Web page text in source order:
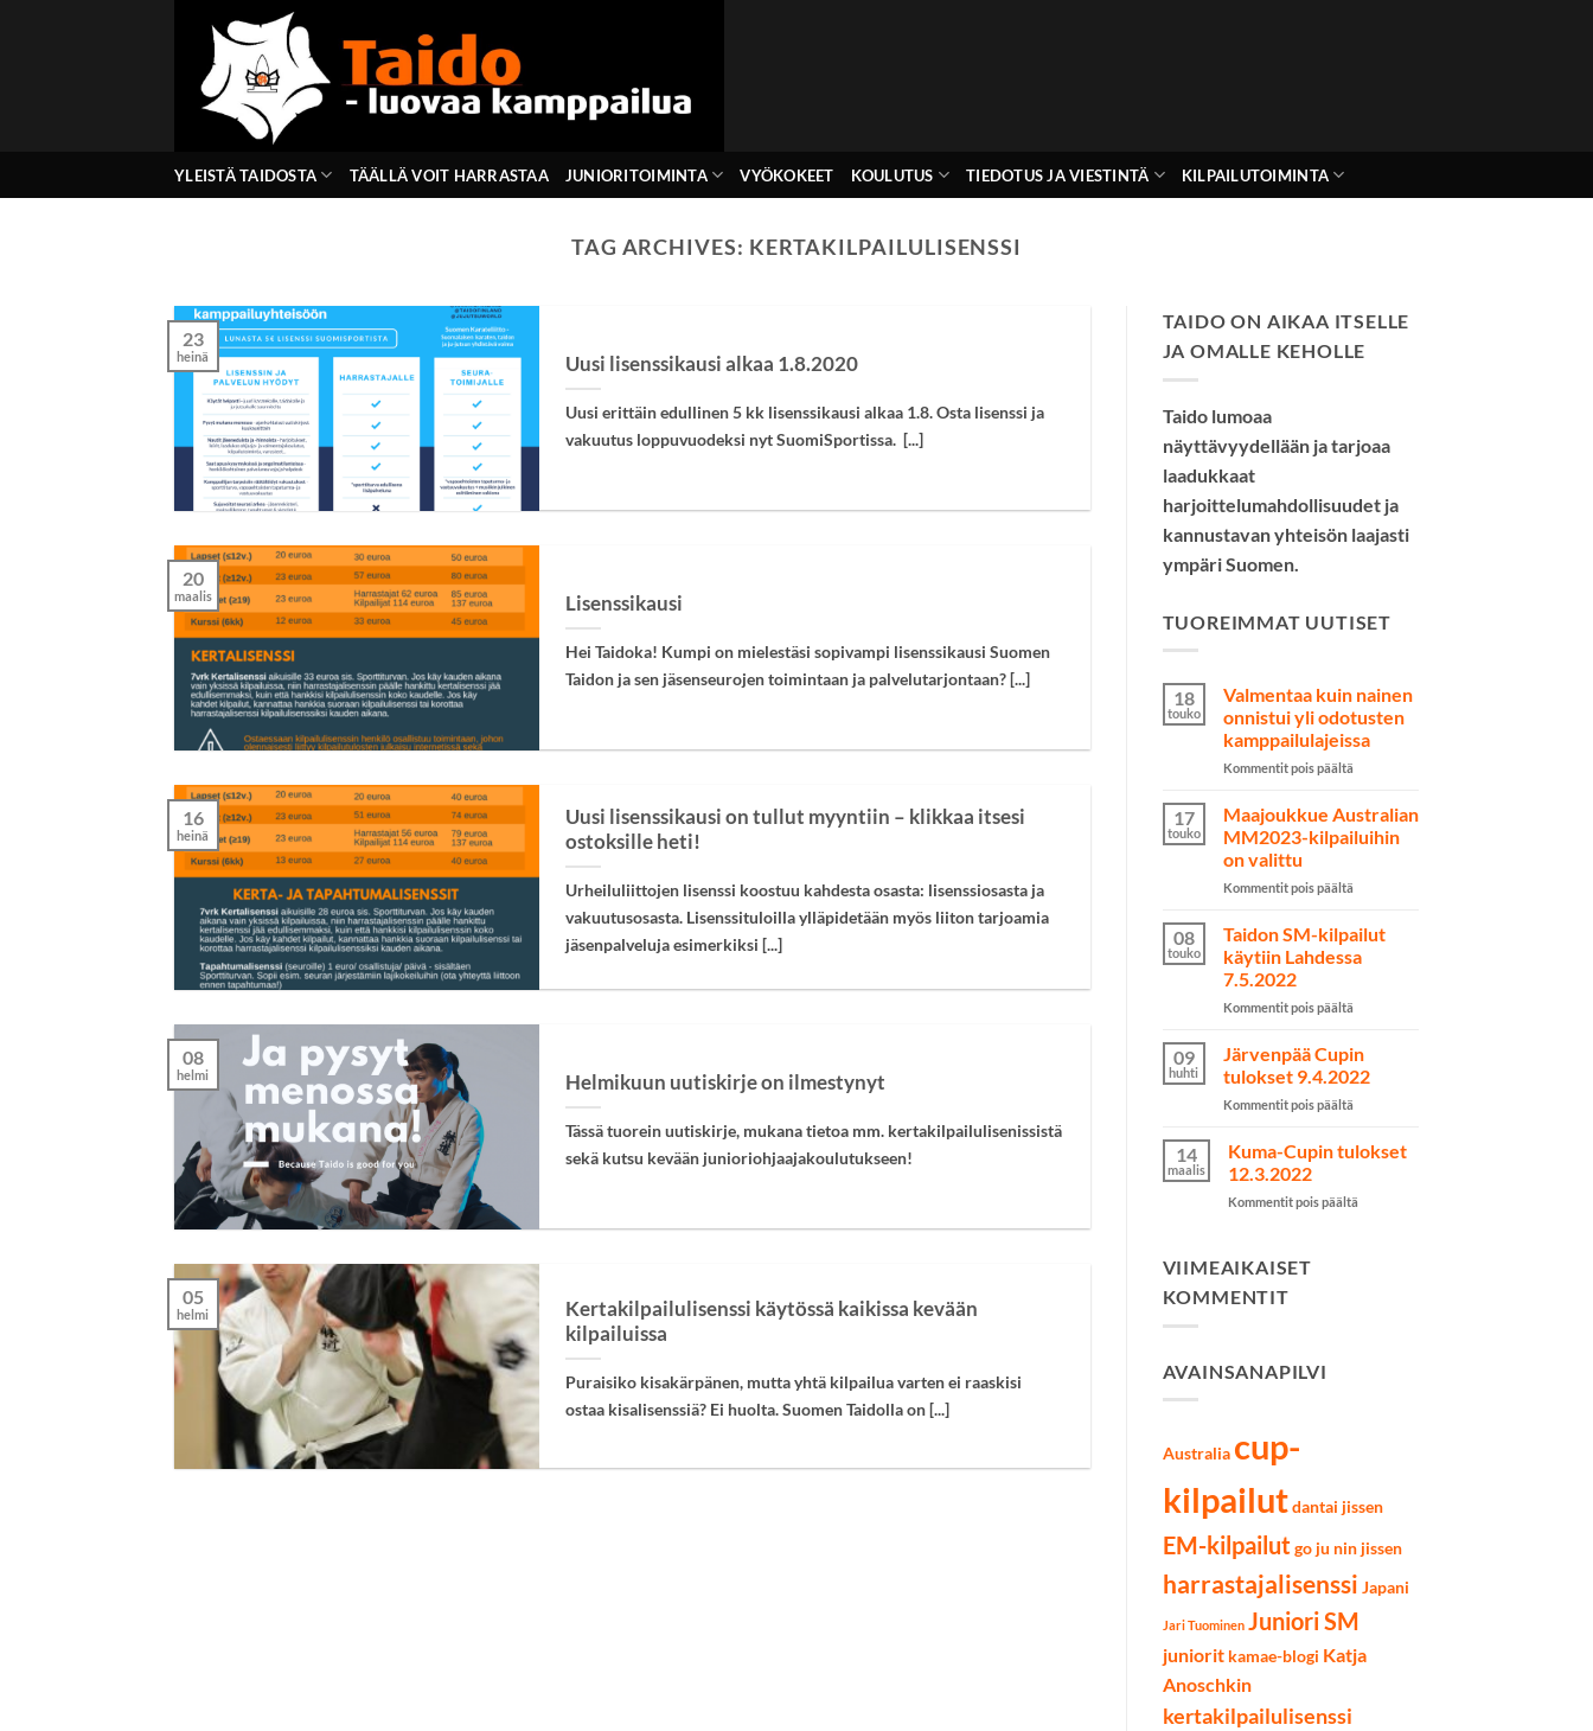
YLEISTÄ TAIDOSTA TÄÄLLÄ VOIT HARRASTAA JUNIORITOIMINTA VYÖKOKEET KOULUTUS TIEDOTUS JA VIESTINTÄ KILPAILUTOIMINTA
TAG ARCHIVES: KERTAKILPAILULISENSSI
Uusi lisenssikausi alkaa 1.8.2020
Uusi erittäin edullinen 5 kk lisenssikausi alkaa 1.8. Osta lisenssi ja
vakuutus loppuvuodeksi nyt SuomiSportissa. [...]
23
heinä
Lisenssikausi
Hei Taidoka! Kumpi on mielestäsi sopivampi lisenssikausi Suomen
Taidon ja sen jäsenseurojen toimintaan ja palvelutarjontaan? [...]
20
maalis
Uusi lisenssikausi on tullut myyntiin – klikkaa itsesi
ostoksille heti!
Urheiluliittojen lisenssi koostuu kahdesta osasta: lisenssiosasta ja
vakuutusosasta. Lisenssituloilla ylläpidetään myös liiton tarjoamia
jäsenpalveluja esimerkiksi [...]
16
heinä
Helmikuun uutiskirje on ilmestynyt
Tässä tuorein uutiskirje, mukana tietoa mm. kertakilpailulisenissistä
sekä kutsu kevään junioriohjaajakoulutukseen!
08
helmi
Kertakilpailulisenssi käytössä kaikissa kevään
kilpailuissa
Puraisiko kisakärpänen, mutta yhtä kilpailua varten ei raaskisi
ostaa kisalisenssiä? Ei huolta. Suomen Taidolla on [...]
05
helmi
TAIDO ON AIKAA ITSELLE
JA OMALLE KEHOLLE
Taido lumoaa
näyttävyydellään ja tarjoaa
laadukkaat
harjoittelumahdollisuudet ja
kannustavan yhteisön laajasti
ympäri Suomen.
TUOREIMMAT UUTISET
18
touko
Valmentaa kuin nainen
onnistui yli odotusten
kamppailulajeissa
Kommentit pois päältäartikkelissa
kuin
onnistui
odotusten
17
touko
Maajoukkue Australian
MM2023-kilpailuihin
on valittu
Kommentit pois päältäartikkelissa
Australian
kilpailuihin
valittu
08
touko
Taidon SM-kilpailut
käytiin Lahdessa
7.5.2022
Kommentit pois päältäartikkelissa
SM-
käytiin
Lahdessa
09
huhti
Järvenpää Cupin
tulokset 9.4.2022
Kommentit pois päältäartikkelissa
Cupin
14
maalis
Kuma-Cupin tulokset
12.3.2022
Kommentit pois päältäartikkelissa
VIIMEAIKAISET
KOMMENTIT
AVAINSANAPILVI
Australia cup-
kilpailut dantai jissen
EM-kilpailut go ju nin jissen
harrastajalisenssi Japani
Jari Tuominen Juniori SM
juniorit kamae-blogi Katja
Anoschkin
kertakilpailulisenssi